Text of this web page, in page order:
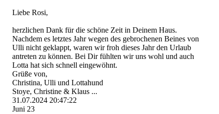
Liebe Rosi,
herzlichen Dank für die schöne Zeit in Deinem Haus.
Nachdem es letztes Jahr wegen des gebrochenen Beines von
Ulli nicht geklappt, waren wir froh dieses Jahr den Urlaub
antreten zu können. Bei Dir fühlten wir uns wohl und auch
Lotta hat sich schnell eingewöhnt.
Grüße von,
Christina, Ulli und Lottahund
Stoye, Christine & Klaus ...
31.07.2024 20:47:22
Juni 23